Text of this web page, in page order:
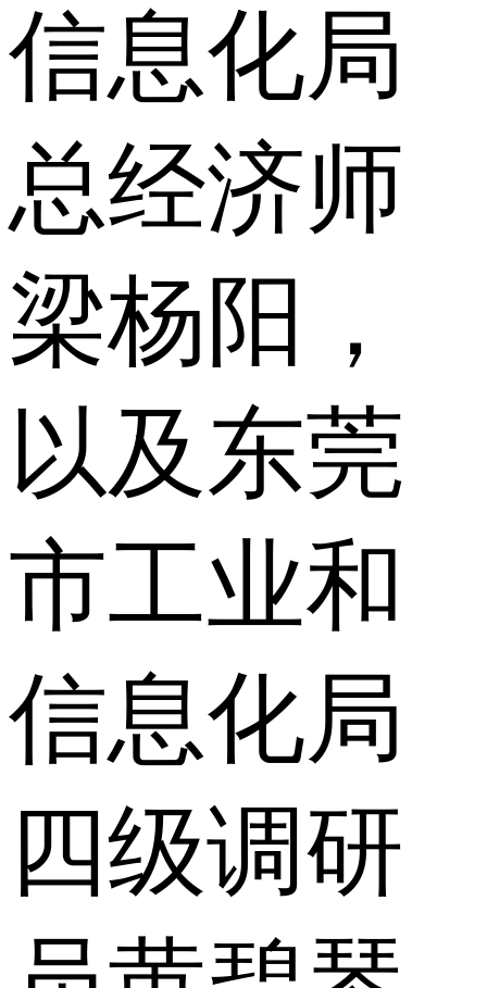
信息化局
总经济师
梁杨阳，
以及东莞
市工业和
信息化局
四级调研